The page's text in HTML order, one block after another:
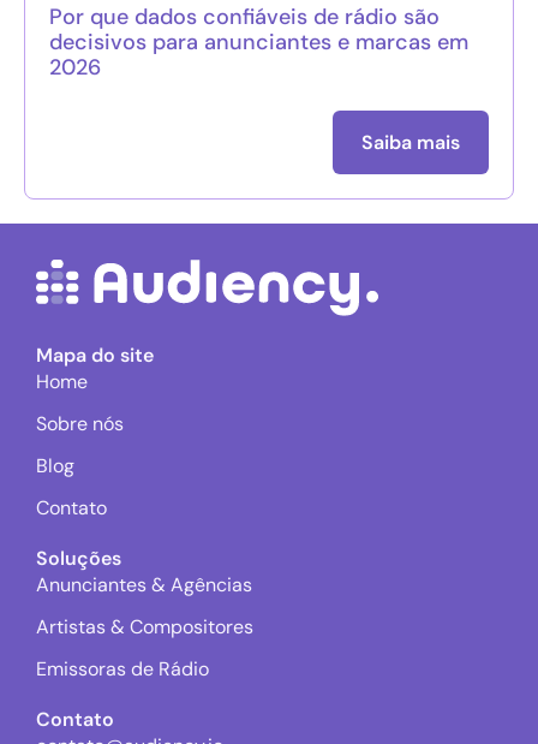
Por que dados confiáveis de rádio são
decisivos para anunciantes e marcas em
2026
Saiba mais
Mapa do site
Home
Sobre nós
Blog
Contato
Soluções
Anunciantes & Agências
Artistas & Compositores
Emissoras de Rádio
Contato